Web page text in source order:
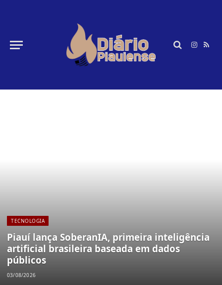
RSS
TECNOLOGIA
Piauí lança SoberanIA, primeira inteligência
artificial brasileira baseada em dados
públicos
03/08/2026